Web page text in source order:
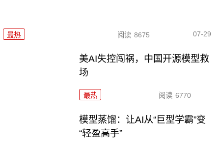
最热 阅读 8675 07-29
美AI失控闯祸，中国开源模型救
场
最热 阅读 6770
模型蒸馏：让AI从“巨型学霸”变
“轻盈高手”